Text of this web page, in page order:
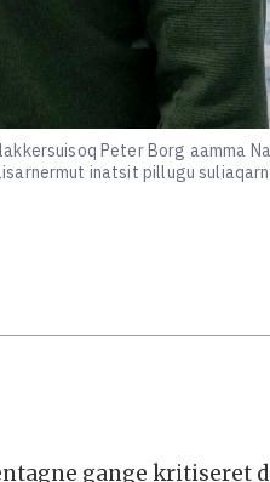
Peter Borg aamma
inatsit pillugu
gange